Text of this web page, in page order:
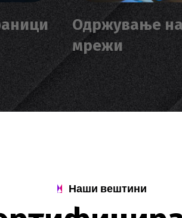
Одржување
мрежи
Наши вештини